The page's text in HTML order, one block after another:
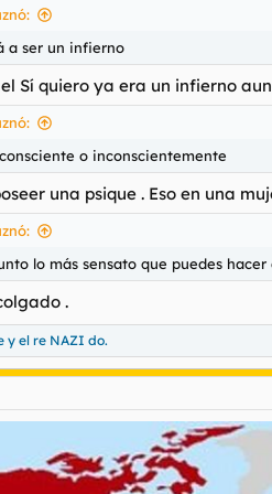
a ser un infierno
Sí quiero ya era un infierno
o inconscientemente
una psique . Eso en una
lo más sensato que puedes
.
y el re NAZI do.